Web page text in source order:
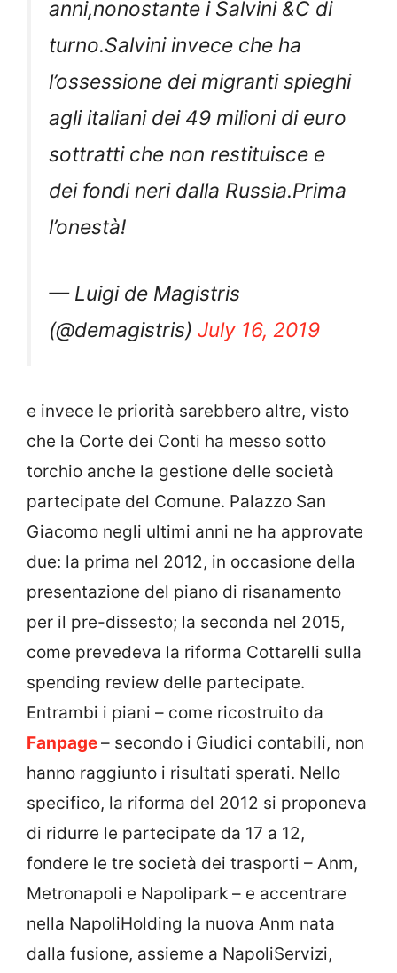
anni,nonostante i Salvini &C di
turno.Salvini invece che ha
l’ossessione dei migranti spieghi
agli italiani dei 49 milioni di euro
sottratti che non restituisce e
dei fondi neri dalla Russia.Prima
l’onestà!
— Luigi de Magistris
(@demagistris) July 16, 2019
e invece le priorità sarebbero altre, visto
che la Corte dei Conti ha messo sotto
torchio anche la gestione delle società
partecipate del Comune. Palazzo San
Giacomo negli ultimi anni ne ha approvate
due: la prima nel 2012, in occasione della
presentazione del piano di risanamento
per il pre-dissesto; la seconda nel 2015,
come prevedeva la riforma Cottarelli sulla
spending review delle partecipate.
Entrambi i piani – come ricostruito da
Fanpage– secondo i Giudici contabili, non
hanno raggiunto i risultati sperati. Nello
specifico, la riforma del 2012 si proponeva
di ridurre le partecipate da 17 a 12,
fondere le tre società dei trasporti – Anm,
Metronapoli e Napolipark – e accentrare
nella NapoliHolding la nuova Anm nata
dalla fusione, assieme a NapoliServizi,